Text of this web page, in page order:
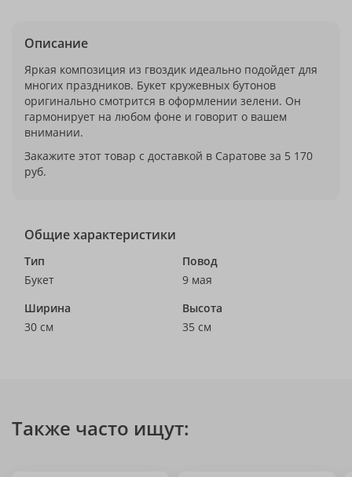
Описание
Яркая композиция из гвоздик идеально подойдет для
многих праздников. Букет кружевных бутонов
оригинально смотрится в оформлении зелени. Он
гармонирует на любом фоне и говорит о вашем
внимании.
Закажите этот товар с доставкой в Саратове за 5 170
руб.
Общие характеристики
Тип
Букет
Повод
9 мая
Ширина
30 см
Высота
35 см
Также часто ищут: